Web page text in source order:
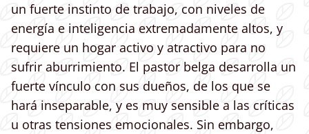
un fuerte instinto de trabajo, con niveles de
energía e inteligencia extremadamente altos, y
requiere un hogar activo y atractivo para no
sufrir aburrimiento. El pastor belga desarrolla un
fuerte vínculo con sus dueños, de los que se
hará inseparable, y es muy sensible a las críticas
u otras tensiones emocionales. Sin embargo,